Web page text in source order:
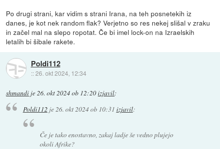
Po drugi strani, kar vidim s strani Irana, na teh posnetekih iz
danes, je kot nek random flak? Verjetno so res nekej slišal v zraku
in začel mal na slepo ropotat. Če bi imel lock-on na Izraelskih
letalih bi šibale rakete.
Poldi112
::26. okt 2024, 12:34
shmandi je 26. okt 2024 ob 12:20izjavil:
Poldi112je26. okt 2024 ob 10:31 izjavil:
Če je tako enostavno, zakaj ladje še vedno plujejo
okoli Afrike?